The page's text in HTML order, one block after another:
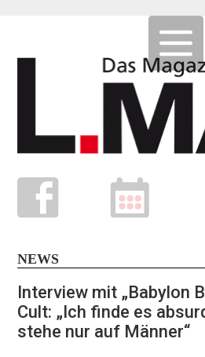
NEWS
Interview mit „Babylon
Cult: „Ich finde es
stehe nur auf Männer“